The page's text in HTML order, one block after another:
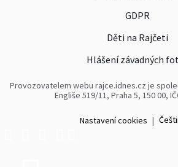
GDPR
Děti na Rajčeti
Hlášení závadných
Provozovatelem webu rajce.idnes.cz je
Engliše 519/11, Praha 5, 150 00,
Nastavení cookies |